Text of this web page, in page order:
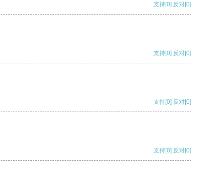
支持[0] 反对[0]
支持[0] 反对[0]
支持[0] 反对[0]
支持[0] 反对[0]